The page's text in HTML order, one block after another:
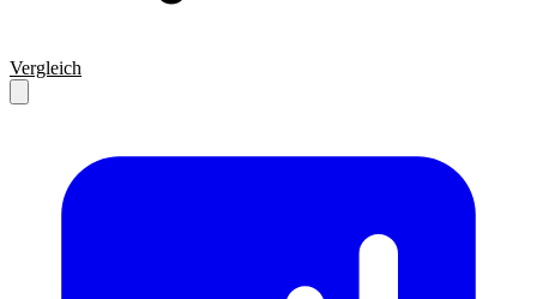
Vergleich